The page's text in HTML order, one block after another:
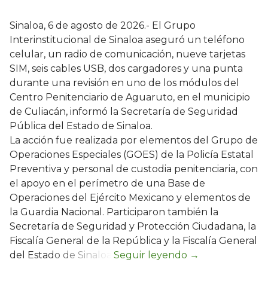
Sinaloa, 6 de agosto de 2026.- El Grupo
Interinstitucional de Sinaloa aseguró un teléfono
celular, un radio de comunicación, nueve tarjetas
SIM, seis cables USB, dos cargadores y una punta
durante una revisión en uno de los módulos del
Centro Penitenciario de Aguaruto, en el municipio
de Culiacán, informó la Secretaría de Seguridad
Pública del Estado de Sinaloa.
La acción fue realizada por elementos del Grupo de
Operaciones Especiales (GOES) de la Policía Estatal
Preventiva y personal de custodia penitenciaria, con
el apoyo en el perímetro de una Base de
Operaciones del Ejército Mexicano y elementos de
la Guardia Nacional. Participaron también la
Secretaría de Seguridad y Protección Ciudadana, la
Fiscalía General de la República y la Fiscalía General
del Estado de Sinaloa.